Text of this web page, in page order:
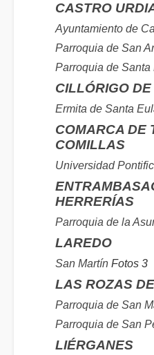
CASTRO
Ayuntamiento de
Parroquia de San
Parroquia de Santa
CILLÓRIGO
Ermita de Santa
COMARCA DE
COMILLAS
Universidad
HERRERÍAS
Parroquia de la
LAREDO
San Martín Fotos 3
LAS ROZAS
Parroquia de San
Parroquia de San
LIÉRGANES